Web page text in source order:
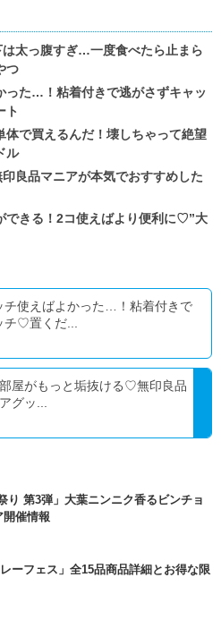
太っ腹すぎ…一度食べたら止まら
つ
った…！粘着付きで逃がさずキャッ
ト
で買えるんだ！壊しちゃって絶望
ル
印良品マニアが本気でおすすめした
できる！2コ使えばより便利に♡”大
チ使えばよかった…！粘着付きで
チ♡置くだ...
屋がもっと垢抜ける♡無印良品
グッ...
り 第3弾」大葉ニンニク香るビンチョ
開催情報
ーフェス」全15品商品詳細とお得な限